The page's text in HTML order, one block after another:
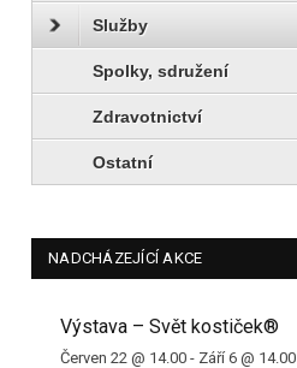
Služby
Spolky, sdružení
Zdravotnictví
Ostatní
NADCHÁZEJÍCÍ AKCE
Výstava – Svět kostiček®
Červen 22 @ 14.00 - Září 6 @ 14.00